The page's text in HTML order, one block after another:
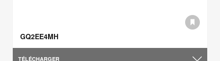
GQ2EE4MH
TÉLÉCHARGER